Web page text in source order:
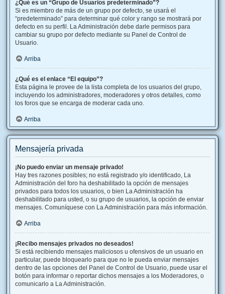
¿Qué es un “Grupo de Usuarios predeterminado”?
Si es miembro de más de un grupo por defecto, se usará el
“predeterminado” para determinar qué color y rango se mostrará por
defecto en su perfil. La Administración debe darle permisos para
cambiar su grupo por defecto mediante su Panel de Control de
Usuario.
Arriba
¿Qué es el enlace “El equipo”?
Esta página le provee de la lista completa de los usuarios del grupo,
incluyendo los administradores, moderadores y otros detalles, como
los foros que se encarga de moderar cada uno.
Arriba
Mensajería privada
¡No puedo enviar un mensaje privado!
Hay tres razones posibles; no está registrado y/o identificado, La
Administración del foro ha deshabilitado la opción de mensajes
privados para todos los usuarios, o bien La Administración ha
deshabilitado para usted, o su grupo de usuarios, la opción de enviar
mensajes. Comuníquese con La Administración para más información.
Arriba
¡Recibo mensajes privados no deseados!
Si está recibiendo mensajes maliciosos u ofensivos de un usuario en
particular, puede bloquearlo para que no le pueda enviar mensajes
dentro de las opciones del Panel de Control de Usuario, puede usar el
botón para informar o reportar dichos mensajes a los Moderadores, o
comunicarlo a La Administración.